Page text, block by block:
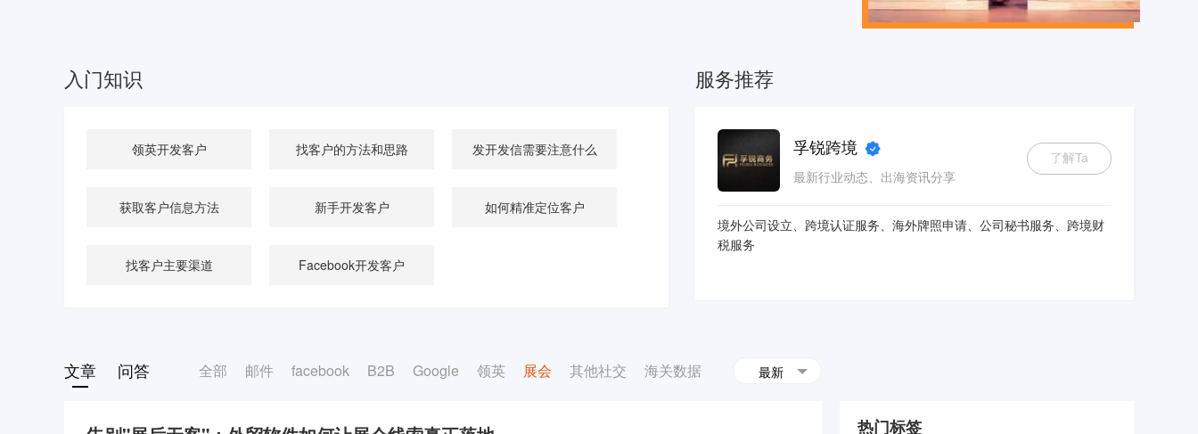
入门知识
领英开发客户 找客户的方法和思路 发开发信需要注意什么
获取客户信息方法 新手开发客户 如何精准定位客户
找客户主要渠道 Facebook开发客户
服务推荐
孚锐跨境
最新行业动态、出海资讯分享
境外公司设立、跨境认证服务、海外牌照申请、公司秘书服务、跨境财
税服务
了解Ta
文章 问答 全部 邮件 facebook B2B Google 领英 展会 其他社交 海关数据 最新
热门标签